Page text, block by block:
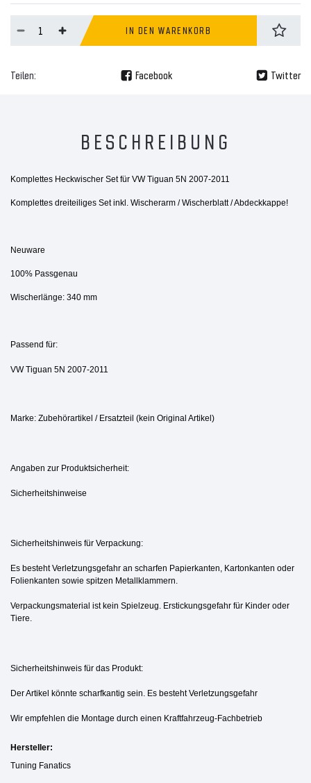
IN DEN WARENKORB
Teilen: Facebook Twitter
BESCHREIBUNG
Komplettes Heckwischer Set für VW Tiguan 5N 2007-2011
Komplettes dreiteiliges Set inkl. Wischerarm / Wischerblatt / Abdeckkappe!
Neuware
100% Passgenau
Wischerlänge: 340 mm
Passend für:
VW Tiguan 5N 2007-2011
Marke: Zubehörartikel / Ersatzteil (kein Original Artikel)
Angaben zur Produktsicherheit:
Sicherheitshinweise
Sicherheitshinweis für Verpackung:
Es besteht Verletzungsgefahr an scharfen Papierkanten, Kartonkanten oder
Folienkanten sowie spitzen Metallklammern.
Verpackungsmaterial ist kein Spielzeug. Erstickungsgefahr für Kinder oder
Tiere.
Sicherheitshinweis für das Produkt:
Der Artikel könnte scharfkantig sein. Es besteht Verletzungsgefahr
Wir empfehlen die Montage durch einen Kraftfahrzeug-Fachbetrieb
Hersteller:
Tuning Fanatics